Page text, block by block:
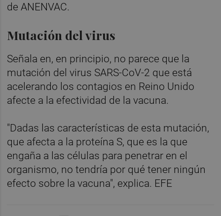
de ANENVAC.
Mutación del virus
Señala en, en principio, no parece que la
mutación del virus SARS-CoV-2 que está
acelerando los contagios en Reino Unido
afecte a la efectividad de la vacuna.
"Dadas las características de esta mutación,
que afecta a la proteína S, que es la que
engaña a las células para penetrar en el
organismo, no tendría por qué tener ningún
efecto sobre la vacuna", explica. EFE